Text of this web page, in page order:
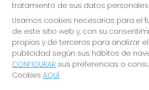
Imagen anterior
tratamiento de sus datos personales.
Usamos cookies necesarias para el
de este sitio web y, con su
propias y de terceros para analizar
publicidad según sus hábitos de
CONFIGURAR sus preferencias o
Cookies AQUÍ.